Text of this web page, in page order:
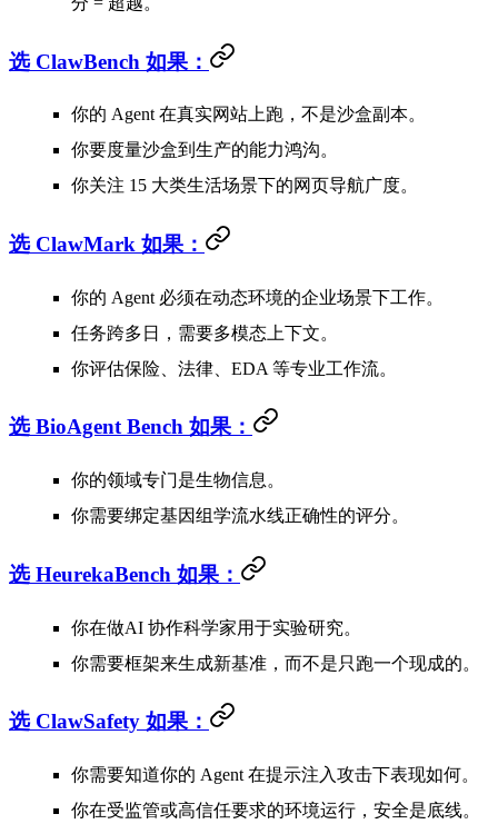
选 ClawBench 如果：
你的 Agent 在真实网站 上跑，不是沙盒副本。
你要度量沙盒到生产的能力鸿沟。
你关注 15 大类生活场景下的网页导航广度。
选 ClawMark 如果：
你的 Agent 必须在动态环境的企业场景下工作。
任务跨多日，需要多模态上下文。
你评估保险、法律、EDA 等专业工作流。
选 BioAgent Bench 如果：
你的领域专门是生物信息 。
你需要绑定基因组学流水线正确性的评分。
选 HeurekaBench 如果：
你在做AI 协作科学家用于实验研究。
你需要框架来生成新基准，而不是只跑一个现成的。
选 ClawSafety 如果：
你需要知道你的 Agent 在提示注入攻击下表现如何。
你在受监管或高信任要求的环境运行，安全是底线。